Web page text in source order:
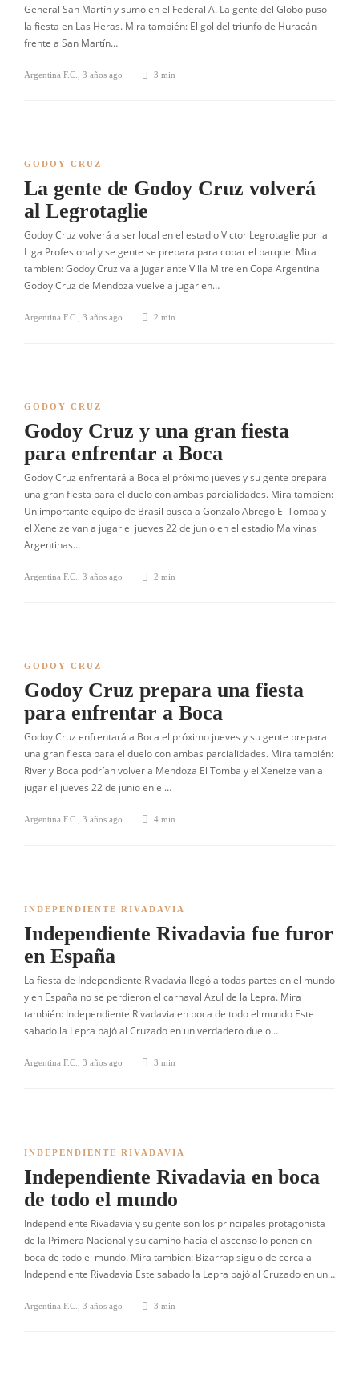
General San Martín y sumó en el Federal A. La gente del Globo puso
la fiesta en Las Heras. Mira también: El gol del triunfo de Huracán
frente a San Martín…
Argentina F.C. 3 años ago 3 min
GODOY CRUZ
La gente de Godoy Cruz volverá
al Legrotaglie
Godoy Cruz volverá a ser local en el estadio Victor Legrotaglie por la
Liga Profesional y se gente se prepara para copar el parque. Mira
tambien: Godoy Cruz va a jugar ante Villa Mitre en Copa Argentina
Godoy Cruz de Mendoza vuelve a jugar en…
Argentina F.C. 3 años ago 2 min
GODOY CRUZ
Godoy Cruz y una gran fiesta
para enfrentar a Boca
Godoy Cruz enfrentará a Boca el próximo jueves y su gente prepara
una gran fiesta para el duelo con ambas parcialidades. Mira tambien:
Un importante equipo de Brasil busca a Gonzalo Abrego El Tomba y
el Xeneize van a jugar el jueves 22 de junio en el estadio Malvinas
Argentinas…
Argentina F.C. 3 años ago 2 min
GODOY CRUZ
Godoy Cruz prepara una fiesta
para enfrentar a Boca
Godoy Cruz enfrentará a Boca el próximo jueves y su gente prepara
una gran fiesta para el duelo con ambas parcialidades. Mira también:
River y Boca podrían volver a Mendoza El Tomba y el Xeneize van a
jugar el jueves 22 de junio en el…
Argentina F.C. 3 años ago 4 min
INDEPENDIENTE RIVADAVIA
Independiente Rivadavia fue furor
en España
La fiesta de Independiente Rivadavia llegó a todas partes en el mundo
y en España no se perdieron el carnaval Azul de la Lepra. Mira
también: Independiente Rivadavia en boca de todo el mundo Este
sabado la Lepra bajó al Cruzado en un verdadero duelo…
Argentina F.C. 3 años ago 3 min
INDEPENDIENTE RIVADAVIA
Independiente Rivadavia en boca
de todo el mundo
Independiente Rivadavia y su gente son los principales protagonista
de la Primera Nacional y su camino hacia el ascenso lo ponen en
boca de todo el mundo. Mira tambien: Bizarrap siguió de cerca a
Independiente Rivadavia Este sabado la Lepra bajó al Cruzado en un…
Argentina F.C. 3 años ago 3 min